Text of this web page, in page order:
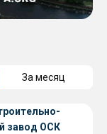
За месяц
завод ОСК